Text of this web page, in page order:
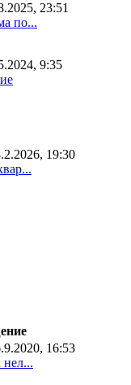
23:51
по...
9:35
19:30
16:53
нел...